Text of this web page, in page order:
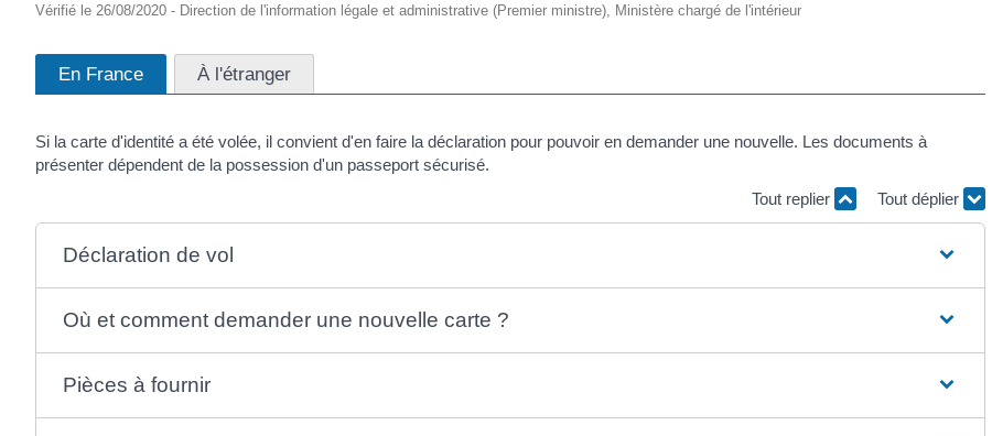
Vérifié le 26/08/2020 - Direction de l'information légale et administrative (Premier ministre), Ministère chargé de l'intérieur
En France À l'étranger
Si la carte d'identité a été volée, il convient d'en faire la déclaration pour pouvoir en demander une nouvelle. Les documents à
présenter dépendent de la possession d'un passeport sécurisé.
Tout replier
Tout déplier
Déclaration de vol
Où et comment demander une nouvelle carte ?
Pièces à fournir